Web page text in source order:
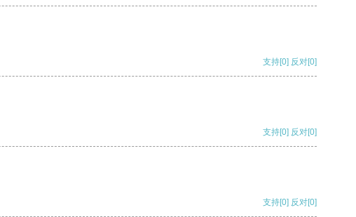
支持[0] 反对[0]
支持[0] 反对[0]
支持[0] 反对[0]